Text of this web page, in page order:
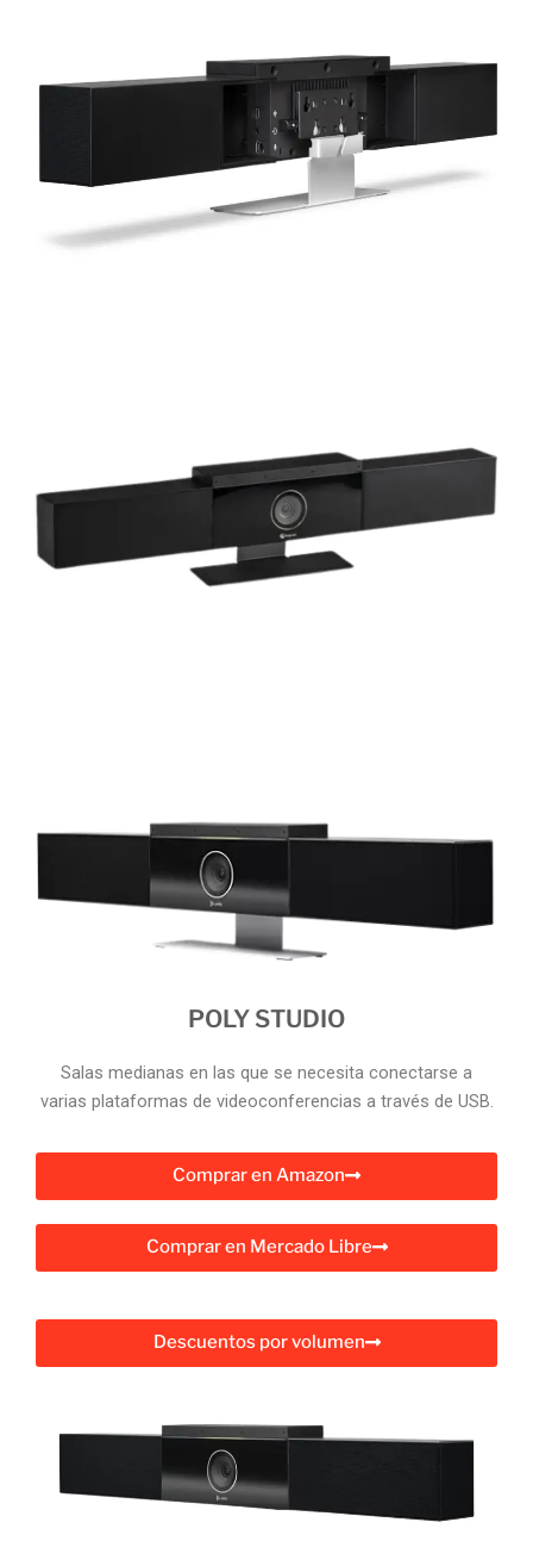
POLY STUDIO
Salas medianas en las que se necesita conectarse a
varias plataformas de videoconferencias a través de USB.
Comprar en Amazon
Comprar en Mercado Libre
Descuentos por volumen